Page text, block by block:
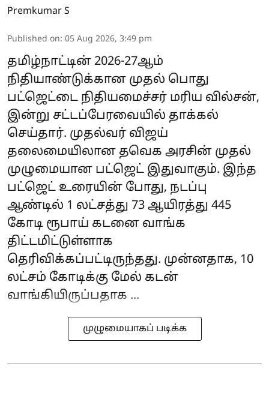
Premkumar S
Published on: 05 Aug 2026, 3:49 pm
தமிழ்நாட்டின் 2026-27ஆம்
நிதியாண்டுக்கான முதல் பொது
பட்ஜெட்டை நிதியமைச்சர் மரிய வில்சன்,
இன்று சட்டப்பேரவையில் தாக்கல்
செய்தார். முதல்வர் விஜய்
தலைமையிலான தவெக அரசின் முதல்
முழுமையான பட்ஜெட் இதுவாகும். இந்த
பட்ஜெட் உரையின் போது, நடப்பு
ஆண்டில் 1 லட்சத்து 73 ஆயிரத்து 445
கோடி ரூபாய் கடனை வாங்க
திட்டமிட்டுள்ளாக
தெரிவிக்கப்பட்டிருந்தது. முன்னதாக, 10
லட்சம் கோடிக்கு மேல் கடன்
வாங்கியிருப்பதாக ...
முழுமையாகப் படிக்க